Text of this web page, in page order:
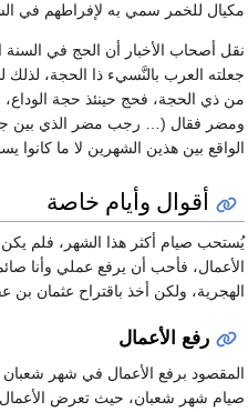
مكيال للخمر سمي به لإفراطهم في
جعلته العرب بالنَّسيء ذا الحجة، لذلك
ومضر فقال (… رجب مضر الذي بين
الواقع بين هذين الشهرين لا ما
أقوال وأيام خاصة
الهجرية، ولكن أخذ باقتراح عثمان
رفع الأعمال
المقصود برفع الأعمال في شهر شعبان
صيام شهر شعبان، حيث تعرض الأعمال